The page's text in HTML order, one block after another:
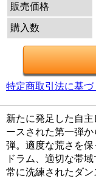
販売価格
購入数
特定商取引法に基
新たに発足した自
ースされた第一弾
弾。適度な荒さを保
ドラム、適切な帯
常に洗練されたダ